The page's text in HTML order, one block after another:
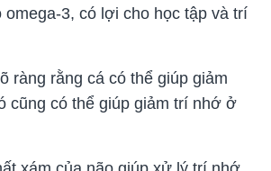
omega-3, có lợi cho học tập và trí
ràng rằng cá có thể giúp giảm
cũng có thể giúp giảm trí nhớ ở